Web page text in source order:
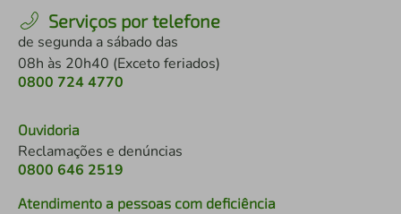
Serviços por telefone
de segunda a sábado das
08h às 20h40 (Exceto feriados)
0800 724 4770
Ouvidoria
Reclamações e denúncias
0800 646 2519
Atendimento a pessoas com deficiência